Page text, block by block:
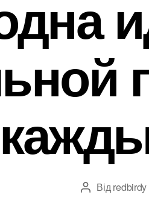
Автор
Від redbirdy